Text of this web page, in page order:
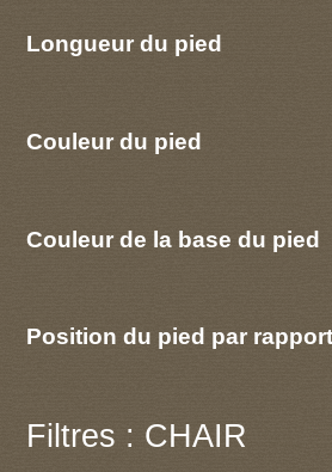
Longueur du pied
Couleur du pied
Couleur de la base du pied
Position du pied par
Filtres : CHAIR